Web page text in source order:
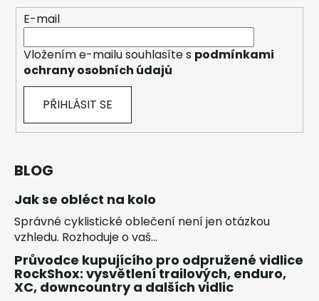
E-mail
Vložením e-mailu souhlasíte s podmínkami
ochrany osobních údajů
PŘIHLÁSIT SE
BLOG
Jak se obléct na kolo
Správné cyklistické oblečení není jen otázkou
vzhledu. Rozhoduje o vaš...
Průvodce kupujícího pro odpružené vidlice
RockShox: vysvětlení trailových, enduro,
XC, downcountry a dalších vidlic